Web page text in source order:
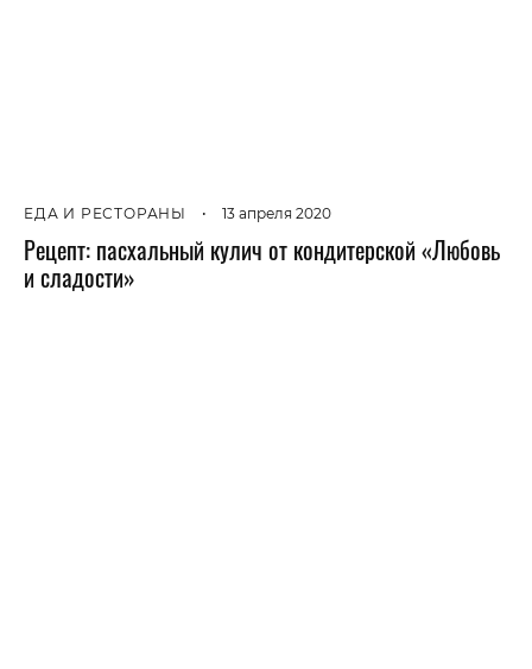
ЕДА И РЕСТОРАНЫ • 13 апреля 2020
Рецепт: пасхальный кулич от кондитерской «Любовь
и сладости»